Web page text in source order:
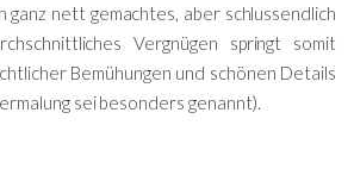
ganz nett gemachtes, aber schlussendlich
Vergnügen springt somit
Bemühungen und schönen Details
sei besonders genannt).